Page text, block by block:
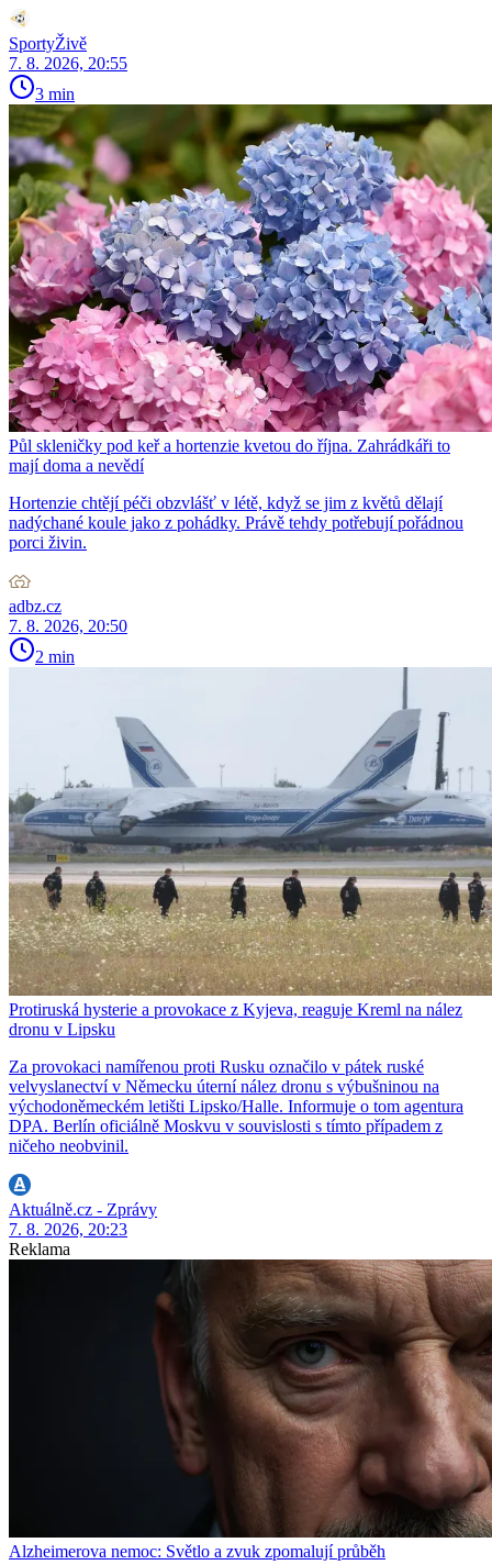
SportyŽivě
7. 8. 2026, 20:55
3 min
Půl skleničky pod keř a hortenzie kvetou do října. Zahrádkáři to
mají doma a nevědí
Hortenzie chtějí péči obzvlášť v létě, když se jim z květů dělají
nadýchané koule jako z pohádky. Právě tehdy potřebují pořádnou
porci živin.
adbz.cz
7. 8. 2026, 20:50
2 min
Protiruská hysterie a provokace z Kyjeva, reaguje Kreml na nález
dronu v Lipsku
Za provokaci namířenou proti Rusku označilo v pátek ruské
velvyslanectví v Německu úterní nález dronu s výbušninou na
východoněmeckém letišti Lipsko/Halle. Informuje o tom agentura
DPA. Berlín oficiálně Moskvu v souvislosti s tímto případem z
ničeho neobvinil.
Aktuálně.cz - Zprávy
7. 8. 2026, 20:23
Reklama
Alzheimerova nemoc: Světlo a zvuk zpomalují průběh